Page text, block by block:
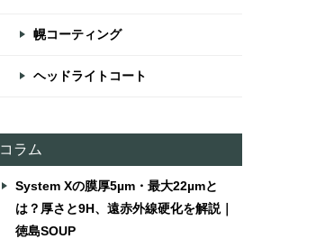
幌コーティング
ヘッドライトコート
コラム
System Xの膜厚5µm・最大22µmと
は？厚さと9H、遠赤外線硬化を解説｜
徳島SOUP